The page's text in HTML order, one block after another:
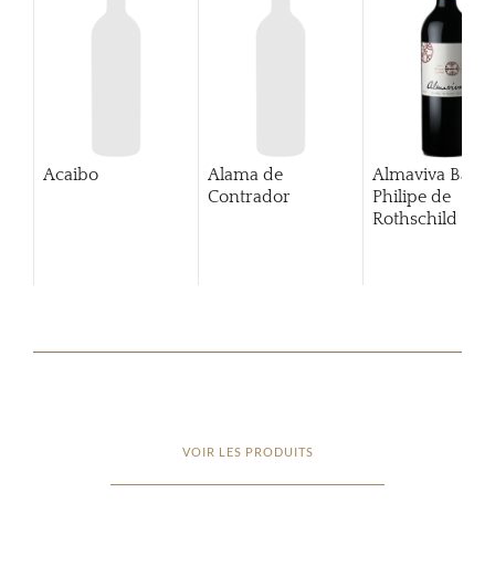
Acaibo
Alama de
Contrador
Almaviva
Philipe de
Rothschild
VOIR LES PRODUITS